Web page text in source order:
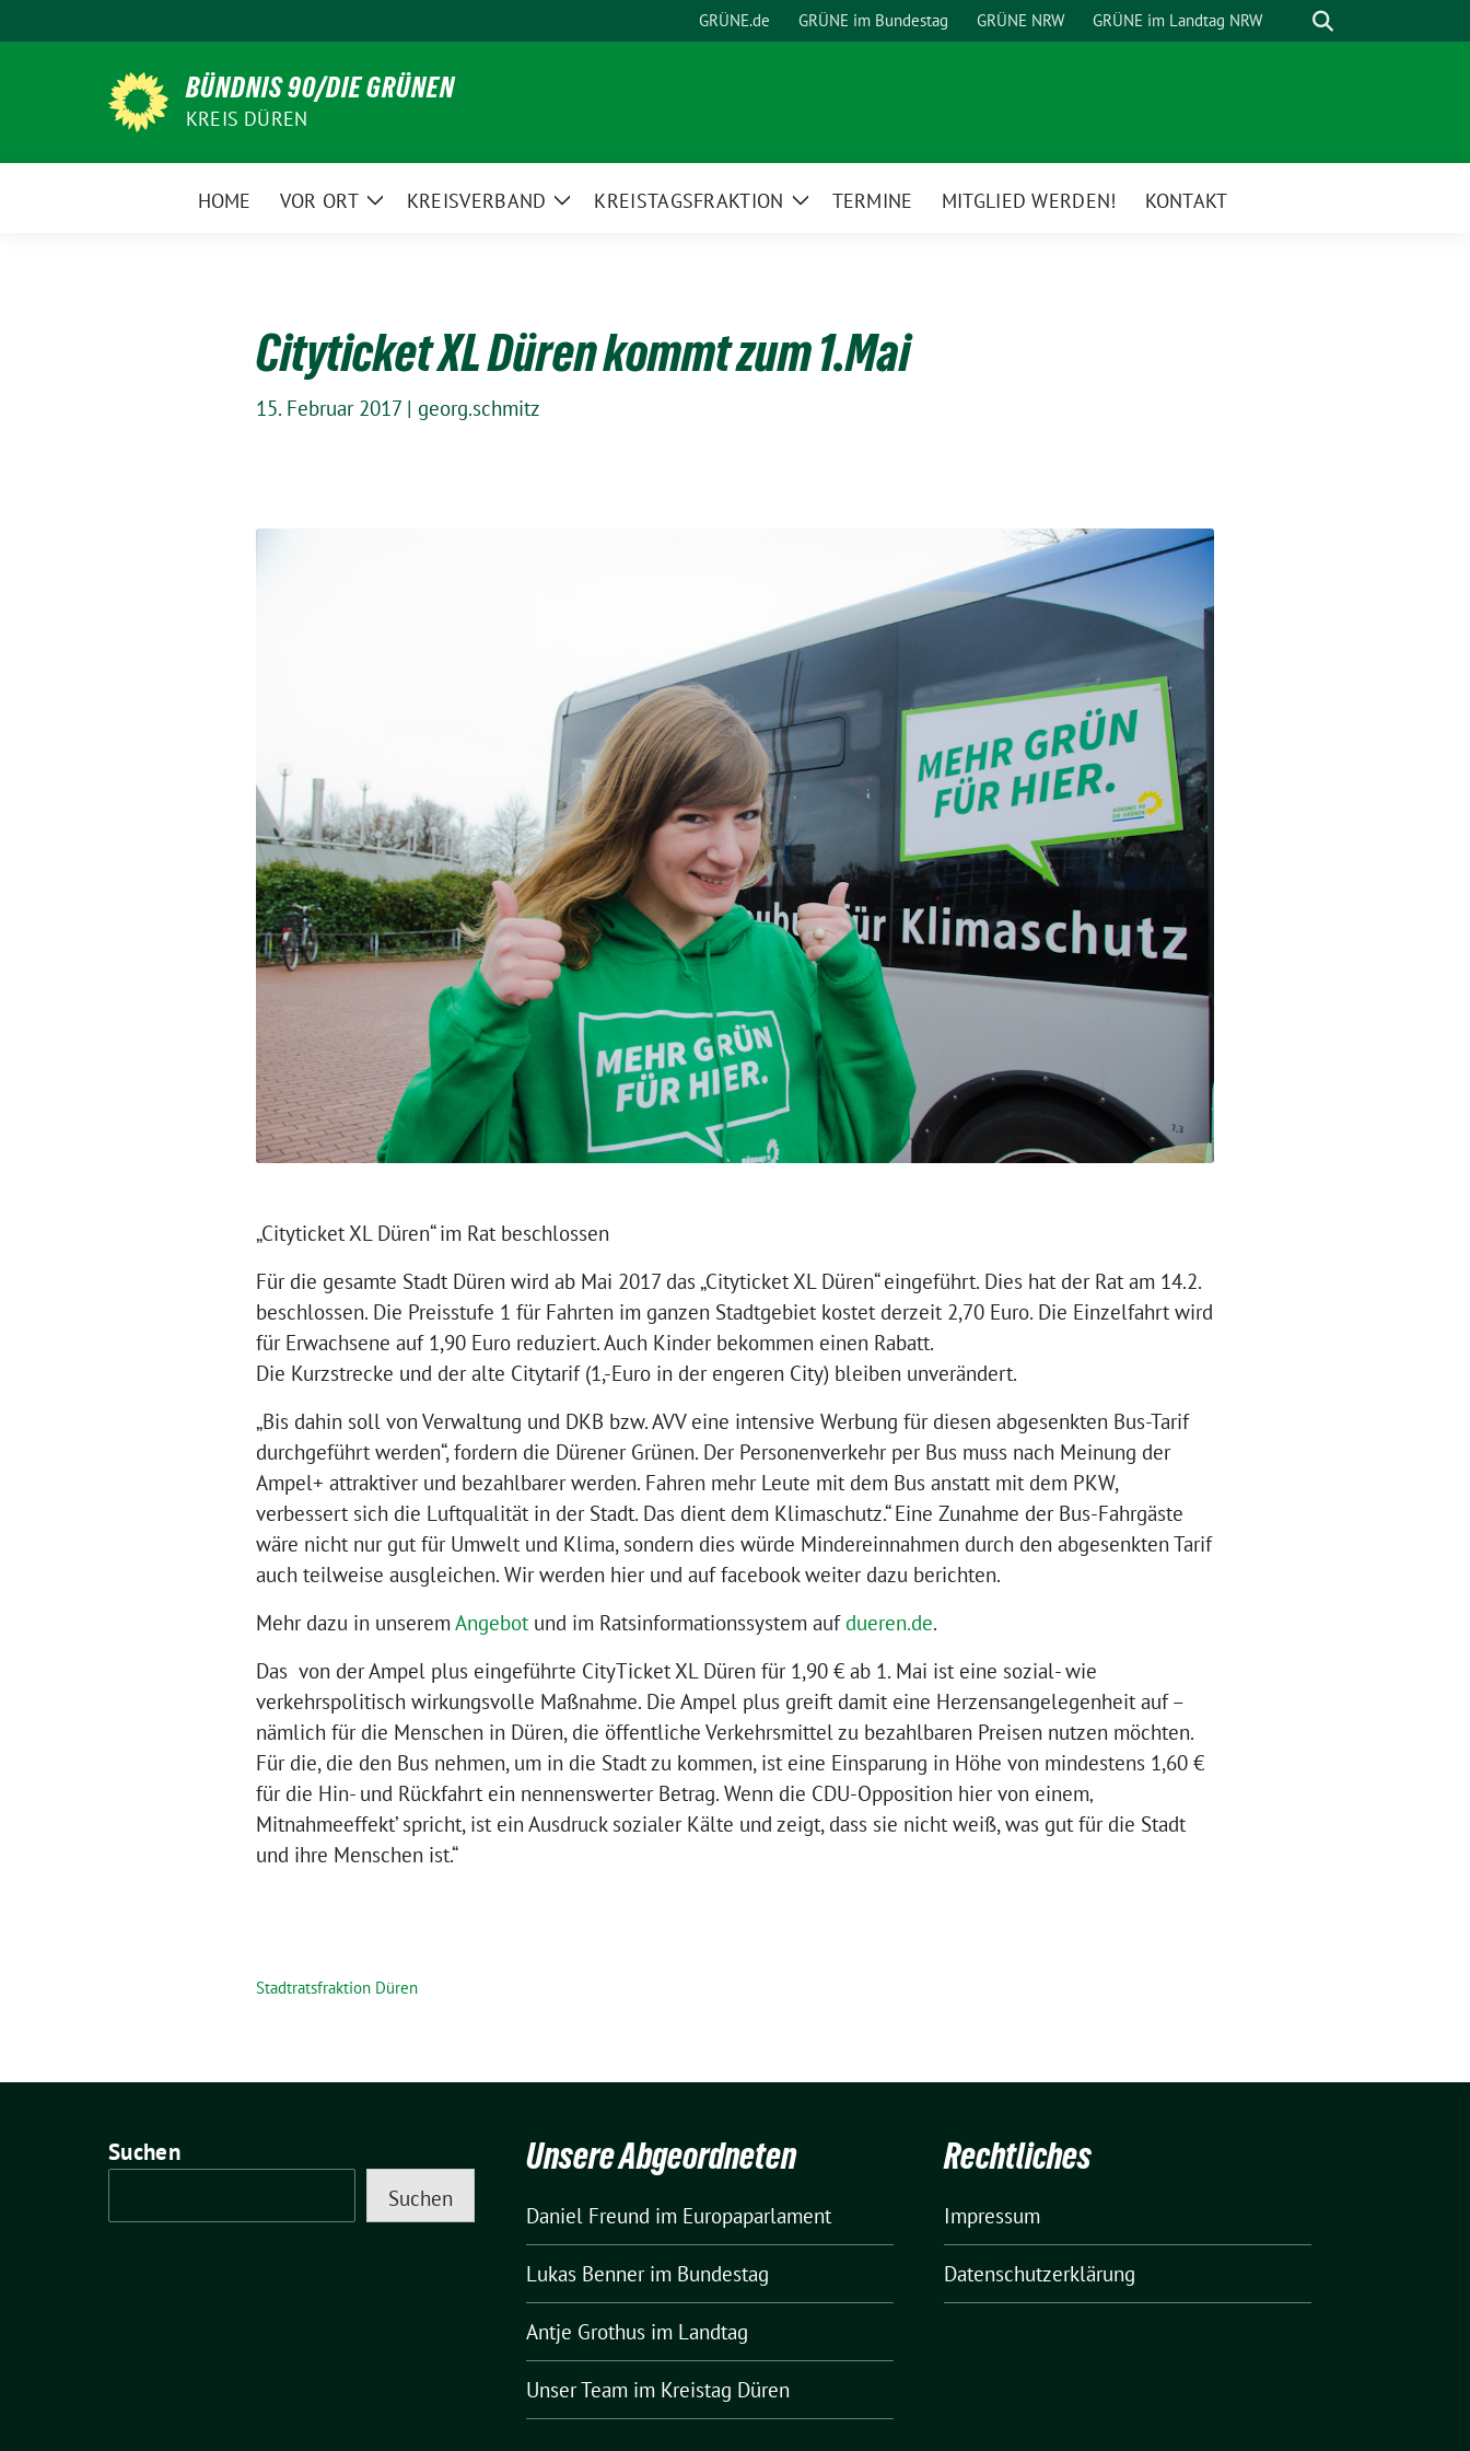
zum
GRÜNE.de GRÜNE im Bundestag GRÜNE NRW GRÜNE im Landtag NRW Suche
BÜNDNIS 90/DIE GRÜNEN
KREIS DÜREN
HOME VOR ORT
ZeigeKREISVERBAND
ZeigeKREISTAGSFRAKTION
ZeigeTERMINE MITGLIED WERDEN! KONTAKT
Cityticket XL Düren kommt zum 1.Mai
15. Februar 2017 | georg.schmitz
„Cityticket XL Düren“ im Rat beschlossen
Für die gesamte Stadt Düren wird ab Mai 2017 das „Cityticket XL Düren“ eingeführt. Dies hat der Rat am 14.2.
beschlossen. Die Preisstufe 1 für Fahrten im ganzen Stadtgebiet kostet derzeit 2,70 Euro. Die Einzelfahrt wird
für Erwachsene auf 1,90 Euro reduziert. Auch Kinder bekommen einen Rabatt.
Die Kurzstrecke und der alte Citytarif (1,-Euro in der engeren City) bleiben unverändert.
„Bis dahin soll von Verwaltung und DKB bzw. AVV eine intensive Werbung für diesen abgesenkten Bus-Tarif
durchgeführt werden“, fordern die Dürener Grünen. Der Personenverkehr per Bus muss nach Meinung der
Ampel+ attraktiver und bezahlbarer werden. Fahren mehr Leute mit dem Bus anstatt mit dem PKW,
verbessert sich die Luftqualität in der Stadt. Das dient dem Klimaschutz.“ Eine Zunahme der Bus-Fahrgäste
wäre nicht nur gut für Umwelt und Klima, sondern dies würde Mindereinnahmen durch den abgesenkten Tarif
auch teilweise ausgleichen. Wir werden hier und auf facebook weiter dazu berichten.
Mehr dazu in unseremAngebot und im Ratsinformationssystem auf dueren.de.
Das von der Ampel plus eingeführte CityTicket XL Düren für 1,90 € ab 1. Mai ist eine sozial- wie
verkehrspolitisch wirkungsvolle Maßnahme. Die Ampel plus greift damit eine Herzensangelegenheit auf –
nämlich für die Menschen in Düren, die öffentliche Verkehrsmittel zu bezahlbaren Preisen nutzen möchten.
Für die, die den Bus nehmen, um in die Stadt zu kommen, ist eine Einsparung in Höhe von mindestens 1,60 €
für die Hin- und Rückfahrt ein nennenswerter Betrag. Wenn die CDU-Opposition hier von einem‚
Mitnahmeeffekt’ spricht, ist ein Ausdruck sozialer Kälte und zeigt, dass sie nicht weiß, was gut für die Stadt
und ihre Menschen ist.“
Stadtratsfraktion Düren
Suchen
Suchen
Unsere Abgeordneten
Daniel Freund im Europaparlament
Lukas Bennerim Bundestag
Antje Grothus im Landtag
Unser Team im Kreistag Düren
Rechtliches
Impressum
Datenschutzerklärung